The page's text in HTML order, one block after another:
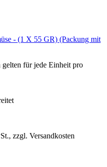
- (1 X 55 GR) (Packung mit
für jede Einheit pro
zzgl. Versandkosten